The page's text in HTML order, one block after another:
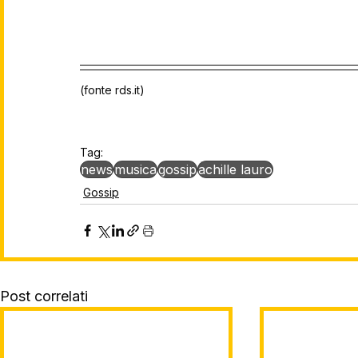
(fonte rds.it)
Tag:
newsmusicagossipachille lauro
Gossip
Post correlati